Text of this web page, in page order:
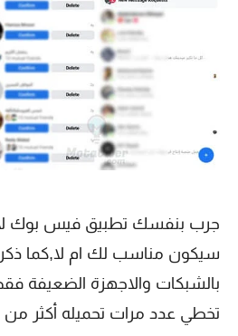
جرب بنفسك تطبيق فيس بوك
سيكون مناسب لك ام لا,كما
بالشبكات والاجهزة الضعيفة
تخطي عدد مرات تحميله أكثر من